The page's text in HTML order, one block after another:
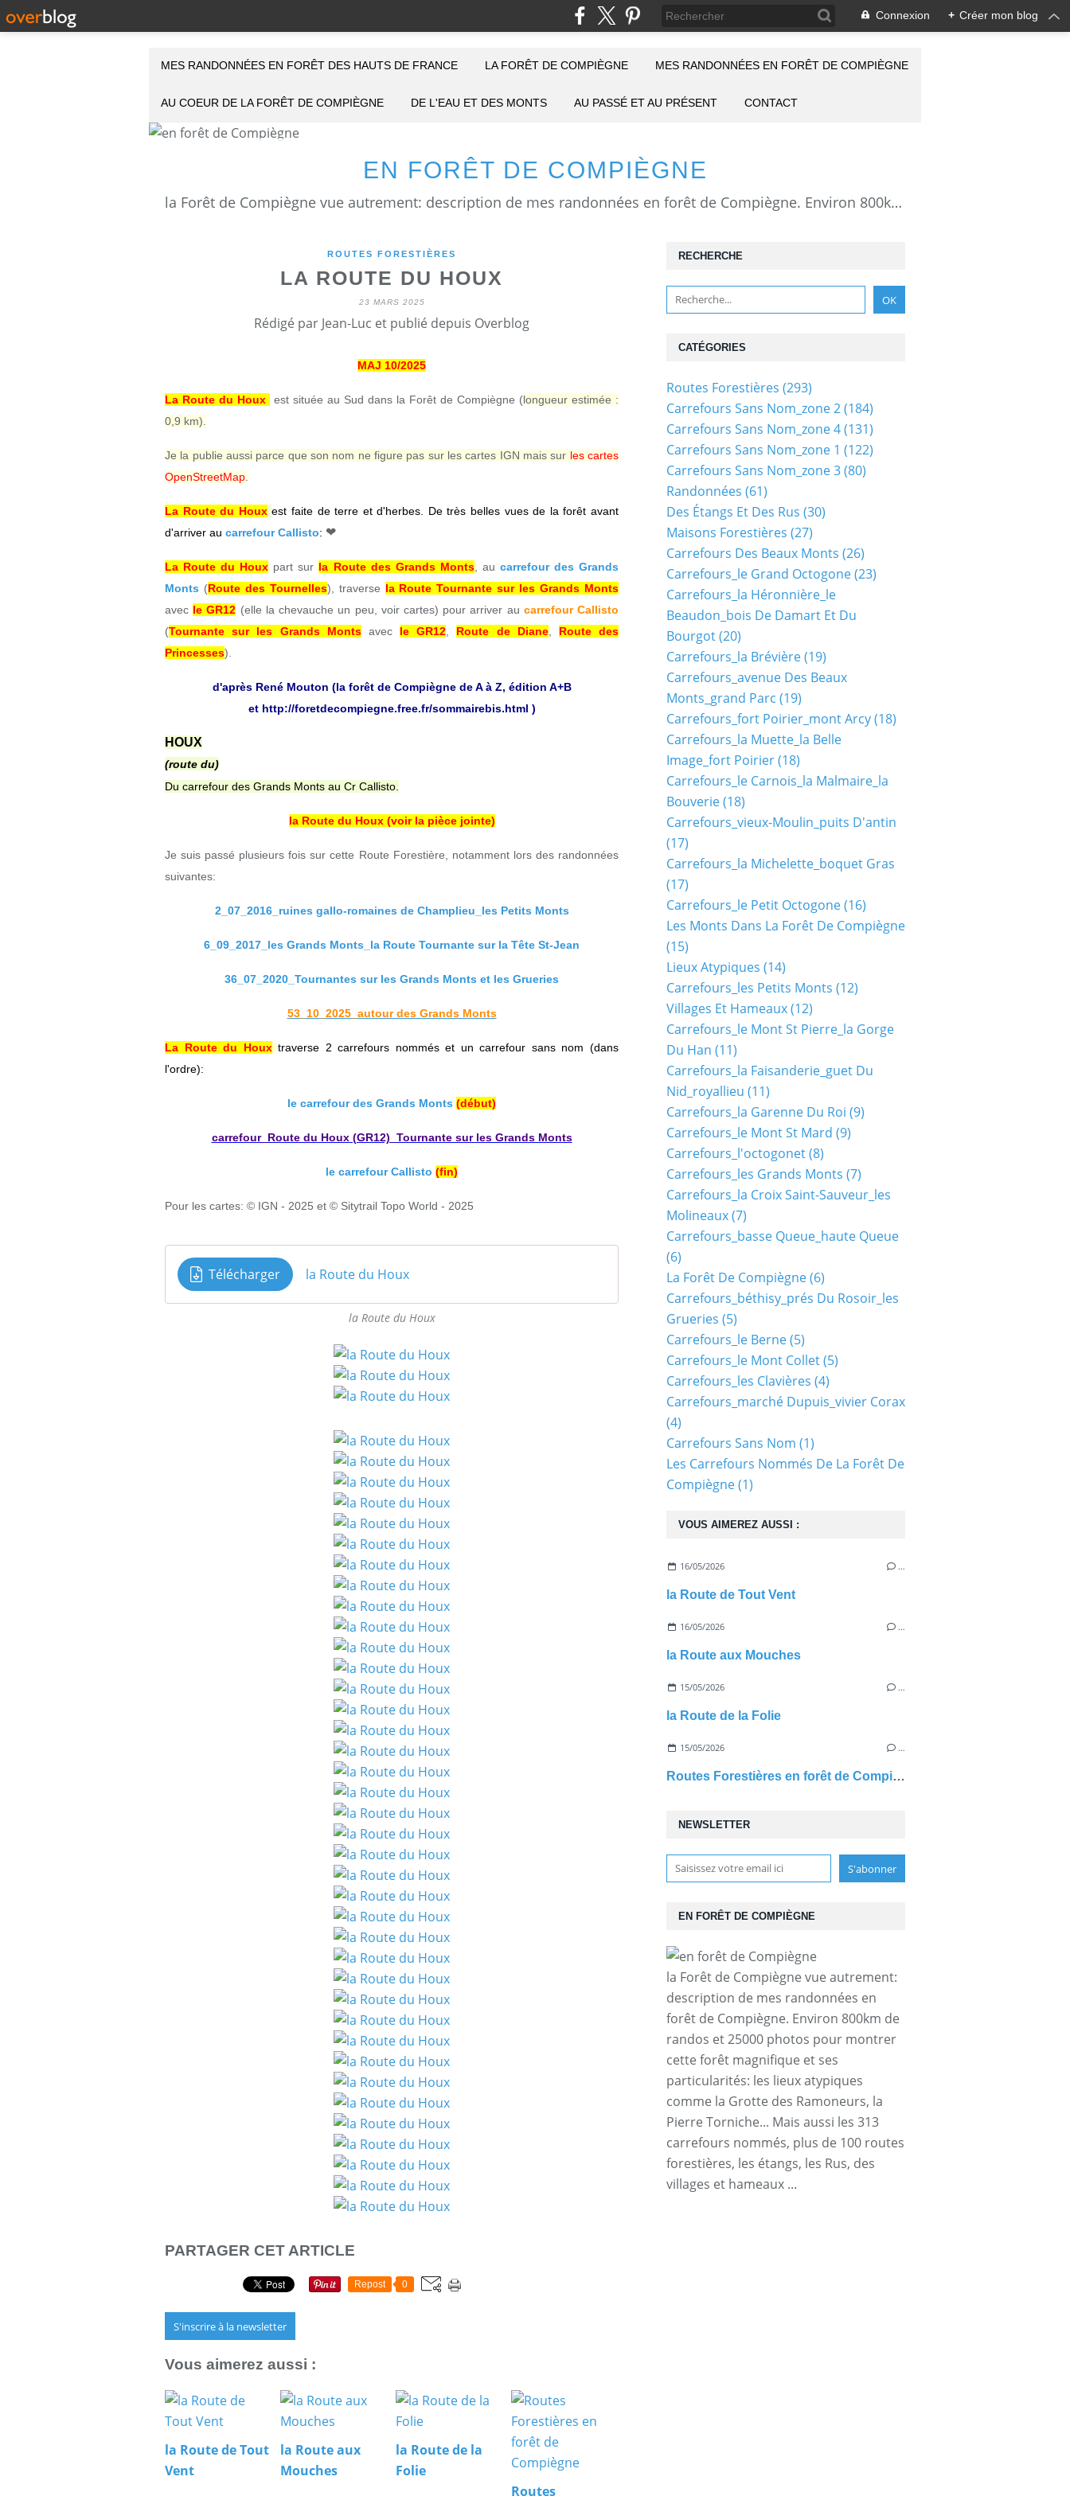
Connexion + Créer mon blog
EN FORÊT DE COMPIÈGNE
la Forêt de Compiègne vue autrement: description de mes randonnées en forêt de Compiègne. Environ 800km de randos et 25000 photos pour montrer cette forêt magnifique et ses particularités: les lieux atypiques comme la Grotte des Ramoneurs, la Pierre Torniche... Mais aussi les 313 carrefours nommés, plus de 100 routes forestières, les étangs, les Rus, des villages et hameaux ...
MES RANDONNÉES EN FORÊT DES HAUTS DE FRANCE LA FORÊT DE COMPIÈGNE MES RANDONNÉES EN FORÊT DE COMPIÈGNE
AU COEUR DE LA FORÊT DE COMPIÈGNE DE L'EAU ET DES MONTS AU PASSÉ ET AU PRÉSENT CONTACT
ROUTES FORESTIÈRES
LA ROUTE DU HOUX
23 MARS 2025
Rédigé par Jean-Luc et publié depuis Overblog
MAJ 10/2025
La Route du Houx est située au Sud dans la Forêt de Compiègne (longueur estimée :
0,9 km).
Je la publie aussi parce que son nom ne figure pas sur les cartes IGN mais sur les cartes
OpenStreetMap
La Route du Houx est faite de terre et d'herbes. De très belles vues de la forêt avant
d'arriver au carrefour Callisto: ❤
La Route du Houx part sur la Route des Grands Monts, au carrefour des Grands
Monts (Route des Tournelles), traverse la Route Tournante sur les Grands Monts
avec le GR12 (elle la chevauche un peu, voir cartes) pour arriver au carrefour Callisto
(Tournante sur les Grands Montsavec le GR12 Route de Diane, Route des
Princesses).
d'après René Mouton (la forêt de Compiègne de A à Z, édition A+B
et http://foretdecompiegne.free.fr/sommairebis.html )
HOUX
(route du)
Du carrefour des Grands Monts au Cr Callisto.
la Route du Houx (voir la pièce jointe)
Je suis passé plusieurs fois sur cette Route Forestière, notamment lors des randonnées
suivantes:
2_07_2016_ruines gallo-romaines de Champlieu_les Petits Monts
6_09_2017_les Grands Monts_la Route Tournante sur la Tête St-Jean
36_07_2020_Tournantes sur les Grands Monts et les Grueries
53_10_2025_autour des Grands Monts
La Route du Houx traverse 2 carrefours nommés et un carrefour sans nom (dans
l'ordre):
le carrefour des Grands Monts (début)
carrefour_Route du Houx (GR12)_Tournante sur les Grands Monts
le carrefour Callisto (fin)
Pour les cartes: © IGN - 2025 et © Sitytrail Topo World - 2025
Télécharger la Route du Houx
la Route du Houx
PARTAGER CET ARTICLE
Repost 0
S'inscrire à la newsletter
Vous aimerez aussi :
la Route de Tout
Vent
la Route aux
Mouches
la Route de la
Folie
Routes
NEWSLETTER
RECHERCHE
EN FORÊT DE COMPIÈGNE
la Forêt de Compiègne vue autrement:
description de mes randonnées en
forêt de Compiègne. Environ 800km de
randos et 25000 photos pour montrer
cette forêt magnifique et ses
particularités: les lieux atypiques
comme la Grotte des Ramoneurs, la
Pierre Torniche... Mais aussi les 313
carrefours nommés, plus de 100 routes
forestières, les étangs, les Rus, des
villages et hameaux ...
VOUS AIMEREZ AUSSI :
16/05/2026 …
la Route de Tout Vent
16/05/2026 …
la Route aux Mouches
15/05/2026 …
la Route de la Folie
15/05/2026 …
Routes Forestières en forêt de Compiègne
CATÉGORIES
Routes Forestières (293)
Carrefours Sans Nom_zone 2(184)
Carrefours Sans Nom_zone 4(131)
Carrefours Sans Nom_zone 1 (122)
Carrefours Sans Nom_zone 3(80)
Randonnées (61)
Des Étangs Et Des Rus (30)
Maisons Forestières (27)
Carrefours Des Beaux Monts (26)
Carrefours_le Grand Octogone(23)
Carrefours_la Héronnière_le
Beaudon_bois De Damart Et Du
Bourgot(20)
Carrefours_la Brévière(19)
Carrefours_avenue Des Beaux
Monts_grand Parc (19)
Carrefours_fort Poirier_mont Arcy(18)
Carrefours_la Muette_la Belle
Image_fort Poirier(18)
Carrefours_le Carnois_la Malmaire_la
Bouverie(18)
Carrefours_vieux-Moulin_puits D'antin
(17)
Carrefours_la Michelette_boquet Gras
(17)
Carrefours_le Petit Octogone(16)
Les Monts Dans La Forêt De Compiègne
(15)
Lieux Atypiques (14)
Carrefours_les Petits Monts (12)
Villages Et Hameaux(12)
Carrefours_le Mont St Pierre_la Gorge
Du Han (11)
Carrefours_la Faisanderie_guet Du
Nid_royallieu (11)
Carrefours_la Garenne Du Roi (9)
Carrefours_le Mont St Mard (9)
Carrefours_l'octogonet(8)
Carrefours_les Grands Monts (7)
Carrefours_la Croix Saint-Sauveur_les
Molineaux(7)
Carrefours_basse Queue_haute Queue
(6)
La Forêt De Compiègne(6)
Carrefours_béthisy_prés Du Rosoir_les
Grueries (5)
Carrefours_le Berne(5)
Carrefours_le Mont Collet(5)
Carrefours_les Clavières (4)
Carrefours_marché Dupuis_vivier Corax
(4)
Carrefours Sans Nom (1)
Les Carrefours Nommés De La Forêt De
Compiègne(1)